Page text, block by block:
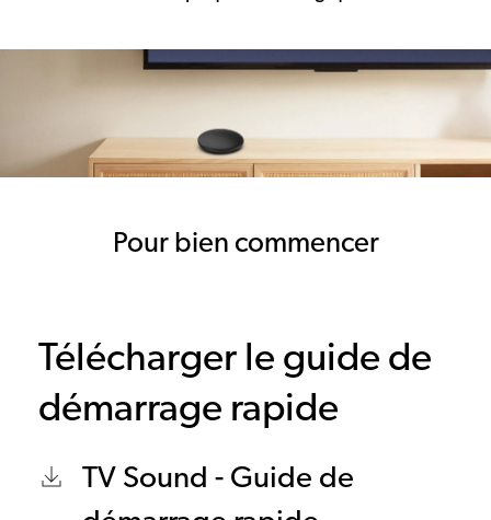
Pour bien commencer
Télécharger le guide de
démarrage rapide
TV Sound - Guide de